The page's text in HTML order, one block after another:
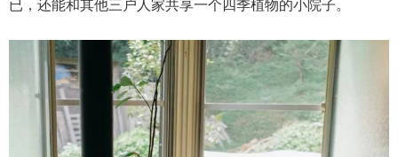
已，还能和其他三户人家共享一个四季植物的小院子。